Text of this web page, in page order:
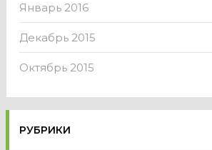
Январь 2016
Декабрь 2015
Октябрь 2015
РУБРИКИ